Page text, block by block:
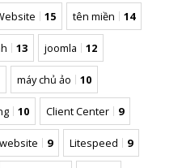
15 tên miền 14
13 joomla 12
máy chủ ảo 10
10 Client Center 9
website 9 Litespeed 9